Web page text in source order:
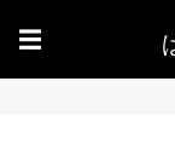
☰